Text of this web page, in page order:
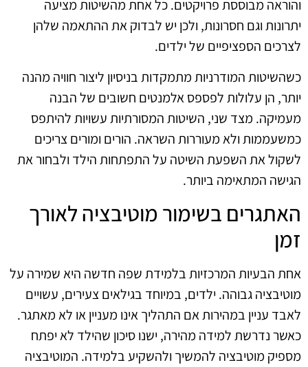
והוראה מבוססת פרויקטים. כל אחת מהשיטות מציעה
יתרונות וגם חסרונות, ולכן יש לבדוק את ההתאמה שלהן
לצרכים הספציפיים של ילדים.
כשהשיטות המודרניות מתמקדות בניסיון ליצור חוויה מהנה
יותר, הן עלולות לפספס אלמנטים חשובים של הבנה
מעמיקה. מצד שני, השיטות המסורתיות עשויות להיתפס
כמשעממות ולא מעוררות השראה. הורים ומורים צריכים
לשקול את השפעת השיטה על התפתחות הילד ולבחור את
הגישה המתאימה ביותר.
האתגרים בשימור מוטיבציה לאורך
זמן
אחת הבעיות המרכזיות בלמידת שפה חדשה היא שמירה על
מוטיבציה גבוהה. ילדים, במיוחד בגילאים צעירים, עשויים
לאבד עניין במהירות אם התהליך אינו מעניין או לא מאתגר.
כאשר נדרשת למידה מהירה, ישנו סיכון שהילד לא יפתח
מספיק מוטיבציה להמשיך ולהשקיע בלמידה. המוטיבציה